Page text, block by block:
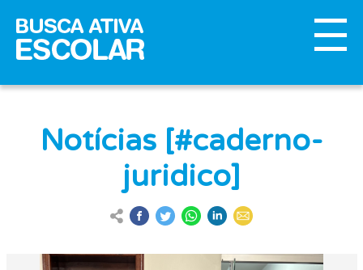
Notícias [#caderno-
juridico]